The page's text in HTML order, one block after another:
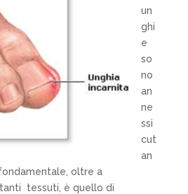
un
ghi
e
so
no
an
ne
ssi
cut
an
oltre a
tessuti, è quello di